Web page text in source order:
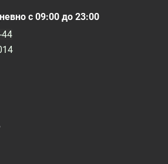
с 09:00 до 23:00
44